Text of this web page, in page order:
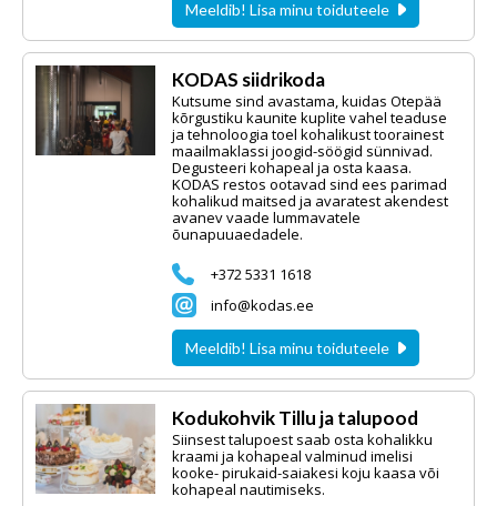
Meeldib! Lisa minu toiduteele
KODAS siidrikoda
Kutsume sind avastama, kuidas Otepää
kõrgustiku kaunite kuplite vahel teaduse
ja tehnoloogia toel kohalikust toorainest
maailmaklassi joogid-söögid sünnivad.
Degusteeri kohapeal ja osta kaasa.
KODAS restos ootavad sind ees parimad
kohalikud maitsed ja avaratest akendest
avanev vaade lummavatele
õunapuuaedadele.
+372 5331 1618
info@kodas.ee
Meeldib! Lisa minu toiduteele
Kodukohvik Tillu ja talupood
Siinsest talupoest saab osta kohalikku
kraami ja kohapeal valminud imelisi
kooke- pirukaid-saiakesi koju kaasa või
kohapeal nautimiseks.